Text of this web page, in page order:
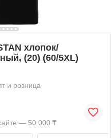
хлопок/
(20) (60/5XL)
и розница
— 50 000 ₸